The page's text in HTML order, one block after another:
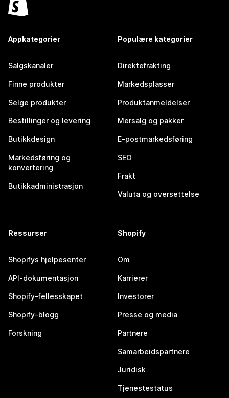
Appkategorier
Salgskanaler
Finne produkter
Selge produkter
Bestillinger og levering
Butikkdesign
Markedsføring og
konvertering
Butikkadministrasjon
Populære kategorier
Direktefrakting
Markedsplasser
Produktanmeldelser
Mersalg og pakker
E-postmarkedsføring
SEO
Frakt
Valuta og oversettelse
Ressurser
Shopifys hjelpesenter
API-dokumentasjon
Shopify-fellesskapet
Shopify-blogg
Forskning
Shopify
Om
Karrierer
Investorer
Presse og media
Partnere
Samarbeidspartnere
Juridisk
Tjenestestatus